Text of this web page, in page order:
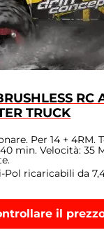
RC
TRUCK
Per 14 + 4RM.
min. Velocità: 35
ricaricabili da
il